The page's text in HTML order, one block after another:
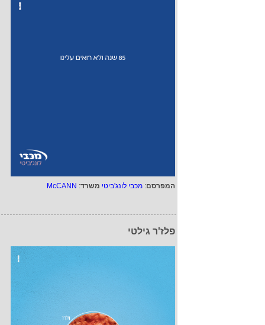
המפרסם: מכבי לונג'ביטי משרד:
McCANN
פלז'ר גילטי